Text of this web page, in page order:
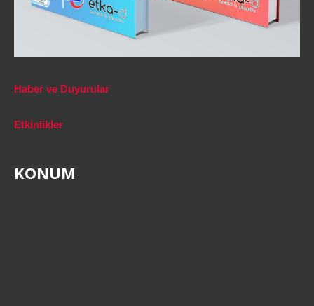
Haber ve Duyurular
Etkinlikler
KONUM